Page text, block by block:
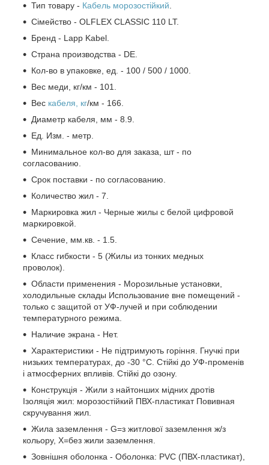
Тип товару - Кабель морозостійкий.
Сімейство - OLFLEX CLASSIC 110 LT.
Бренд - Lapp Kabel.
Страна производства - DE.
Кол-во в упаковке, ед. - 100 / 500 / 1000.
Вес меди, кг/км - 101.
Вес кабеля, кг/км - 166.
Диаметр кабеля, мм - 8.9.
Ед. Изм. - метр.
Минимальное кол-во для заказа, шт - по
согласованию.
Срок поставки - по согласованию.
Количество жил - 7.
Маркировка жил - Черные жилы с белой цифровой
маркировкой.
Сечение, мм.кв. - 1.5.
Класс гибкости - 5 (Жилы из тонких медных
проволок).
Области применения - Морозильные установки,
холодильные склады Использование вне помещений -
только с защитой от УФ-лучей и при соблюдении
температурного режима.
Наличие экрана - Нет.
Характеристики - Не підтримують горіння. Гнучкі при
низьких температурах, до -30 °C. Стійкі до УФ-променів
і атмосферних впливів. Стійкі до озону.
Конструкція - Жили з найтонших мідних дротів
Ізоляція жил: морозостійкий ПВХ-пластикат Повивная
скручування жил.
Жила заземлення - G=з житлової заземлення ж/з
кольору, Х=без жили заземлення.
Зовнішня оболонка - Оболонка: PVC (ПВХ-пластикат),